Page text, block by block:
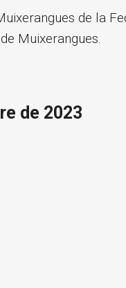
de la
Muixerangues.
de 2023